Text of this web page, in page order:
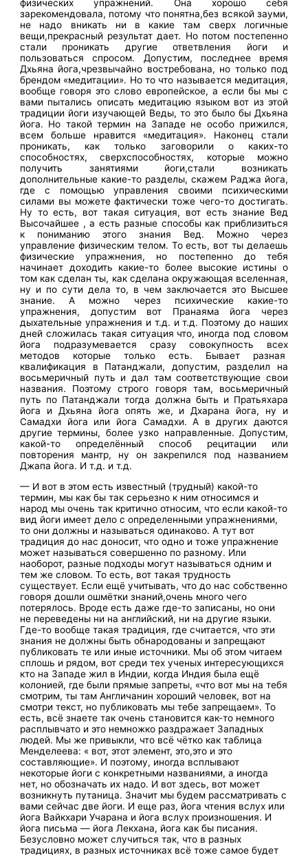
физических упражнений. Она хорошо себя
зарекомендовала, потому что понятна,без всякой зауми,
не надо вникать ни в какие там сверх логичные
вещи,прекрасный результат дает. Но потом постепенно
стали проникать другие ответвления йоги и
пользоваться спросом. Допустим, последнее время
Дхьяна йога,чрезвычайно востребована, но только под
брендом «медитации». Но то что называется медитация,
вообще говоря это слово европейское, а если бы мы с
вами пытались описать медитацию языком вот из этой
традиции йоги изучающей Веды, то это было бы Дхьяна
йога. Но такой термин на Западе не особо прижился,
всем больше нравится «медитация». Наконец стали
проникать, как только заговорили о каких-то
способностях, сверхспособностях, которые можно
получить занятиями йоги,стали возникать
дополнительные какие-то разделы, скажем Раджа йога,
где с помощью управления своими психическими
силами вы можете фактически тоже чего-то достигать.
Ну то есть, вот такая ситуация, вот есть знание Вед
Высочайшее , а есть разные способы как приблизиться
к пониманию этого знания Вед. Можно через
управление физическим телом. То есть, вот ты делаешь
физические упражнения, но постепенно до тебя
начинает доходить какие-то более высокие истины о
том как сделан ты, как сделана окружающая вселенная,
ну и по сути дела то, в чем заключается это Высшее
знание. А можно через психические какие-то
упражнения, допустим вот Пранаяма йога через
дыхательные упражнения и т.д. и т.д. Поэтому до наших
дней сложилась такая ситуация что, иногда под словом
йога подразумевается сразу совокупность всех
методов которые только есть. Бывает разная
квалификация в Патанджали, допустим, разделил на
восьмеричный путь и дал там соответствующие свои
названия. Поэтому строго говоря там, восьмеричный
путь по Патанджали тогда должна быть и Пратьяхара
йога и Дхьяна йога опять же, и Дхарана йога, ну и
Самадхи йога или йога Самадхи. А в других даются
другие термины, более узко направленные. Допустим,
какой-то определённый способ рецитации или
повторения мантр, ну он закрепился под названием
Джапа йога. И т.д. и т.д.
— И вот в этом есть известный (трудный) какой-то
термин, мы как бы так серьезно к ним относимся и
народ мы очень так критично относим, что если какой-то
вид йоги имеет дело с определенными упражнениями,
то они должны и называться одинаково. А тут вот
традиция до нас доносит, что одно и тоже упражнение
может называться совершенно по разному. Или
наоборот, разные подходы могут называться одним и
тем же словом. То есть, вот такая трудность
существует. Если ещё учитывать, что до нас собственно
говоря дошли ошмётки знаний,очень много чего
потерялось. Вроде есть даже где-то записаны, но они
не переведены ни на английский, ни на другие языки.
Где-то вообще такая традиция, где считается, что эти
знания не должны быть обнародованы и запрещают
публиковать те или иные источники. Мы об этом читаем
сплошь и рядом, вот среди тех ученых интересующихся
кто на Западе жил в Индии, когда Индия была ещё
колонией, где были прямые запреты, «что вот мы на тебя
смотрим, ты там Англичанин хороший человек, вот на
смотри текст, но публиковать мы тебе запрещаем». То
есть, всё знаете так очень становится как-то немного
расплывчато и это немножко раздражает Западных
людей. Мы же привыкли, что всё чётко как таблица
Менделеева: « вот, этот элемент, это,это и это
составляющие». И поэтому, иногда всплывают
некоторые йоги с конкретными названиями, а иногда
нет, но обозначать их надо. И вот здесь, вот может
возникнуть путаница. Значит мы будем рассматривать с
вами сейчас две йоги. И еще раз, йога чтения вслух или
йога Вайкхари Учарана и йога вслух произношения. И
йога письма — йога Лекхана, йога как бы писания.
Безусловно может случиться так, что в разных
традициях, в разных источниках всё тоже самое будет